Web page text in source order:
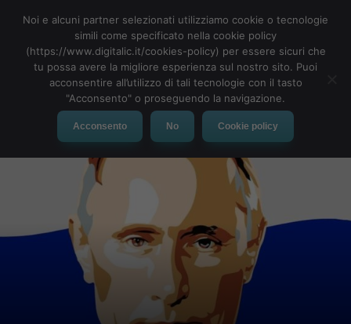
MENU
Noi e alcuni partner selezionati utilizziamo cookie o tecnologie
simili come specificato nella cookie policy
(https://www.digitalic.it/cookies-policy) per essere sicuri che
tu possa avere la migliore esperienza sul nostro sito. Puoi
acconsentire all’utilizzo di tali tecnologie con il tasto
"Acconsento" o proseguendo la navigazione.
Acconsento No Cookie policy